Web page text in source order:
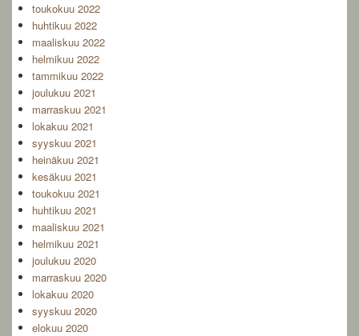
toukokuu 2022
huhtikuu 2022
maaliskuu 2022
helmikuu 2022
tammikuu 2022
joulukuu 2021
marraskuu 2021
lokakuu 2021
syyskuu 2021
heinäkuu 2021
kesäkuu 2021
toukokuu 2021
huhtikuu 2021
maaliskuu 2021
helmikuu 2021
joulukuu 2020
marraskuu 2020
lokakuu 2020
syyskuu 2020
elokuu 2020